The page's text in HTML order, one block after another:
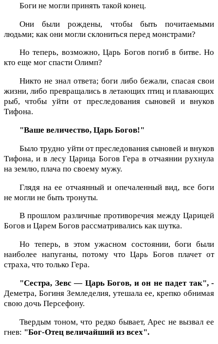
Боги не могли принять такой конец.
Они были рождены, чтобы быть почитаемыми
людьми; как они могли склониться перед монстрами?
Но теперь, возможно, Царь Богов погиб в битве. Но
кто еще мог спасти Олимп?
Никто не знал ответа; боги либо бежали, спасая свои
жизни, либо превращались в летающих птиц и плавающих
рыб, чтобы уйти от преследования сыновей и внуков
Тифона.
"Ваше величество, Царь Богов!"
Было трудно уйти от преследования сыновей и внуков
Тифона, и в лесу Царица Богов Гера в отчаянии рухнула
на землю, плача по своему мужу.
Глядя на ее отчаянный и опечаленный вид, все боги
не могли не быть тронуты.
В прошлом различные противоречия между Царицей
Богов и Царем Богов рассматривались как шутка.
Но теперь, в этом ужасном состоянии, боги были
наиболее напуганы, потому что Царь Богов плачет от
страха, что только Гера.
"Сестра, Зевс — Царь Богов, и он не падет так", -
Деметра, Богиня Земледелия, утешала ее, крепко обнимая
свою дочь Персефону.
Твердым тоном, что редко бывает, Арес не вызвал ее
гнев: "Бог-Отец величайший из всех".